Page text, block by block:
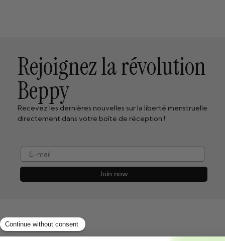
Rejoignez la révolution
Beppy
Recevez les dernières nouvelles sur la liberté menstruelle
directement dans votre boîte de réception !
e-mail
Join now